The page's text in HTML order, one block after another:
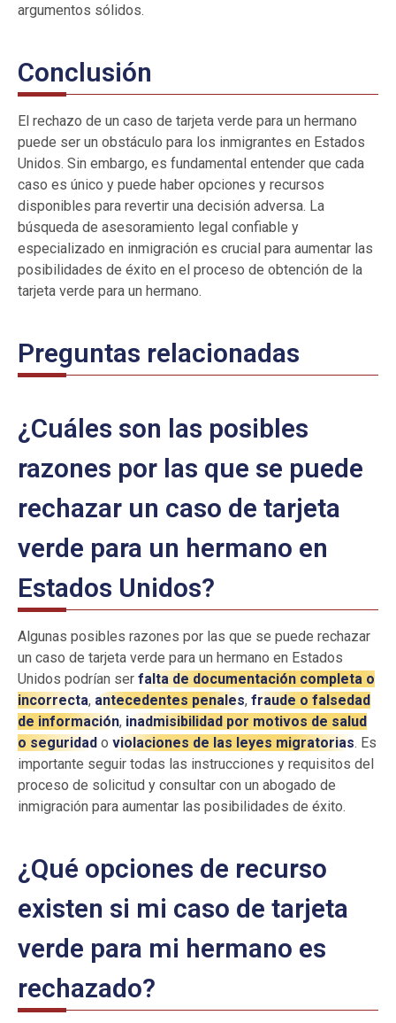
argumentos sólidos.
Conclusión
El rechazo de un caso de tarjeta verde para un hermano
puede ser un obstáculo para los inmigrantes en Estados
Unidos. Sin embargo, es fundamental entender que cada
caso es único y puede haber opciones y recursos
disponibles para revertir una decisión adversa. La
búsqueda de asesoramiento legal confiable y
especializado en inmigración es crucial para aumentar las
posibilidades de éxito en el proceso de obtención de la
tarjeta verde para un hermano.
Preguntas relacionadas
¿Cuáles son las posibles
razones por las que se puede
rechazar un caso de tarjeta
verde para un hermano en
Estados Unidos?
Algunas posibles razones por las que se puede rechazar
un caso de tarjeta verde para un hermano en Estados
Unidos podrían ser falta de documentación completa o
incorrecta, antecedentes penales, fraude o falsedad
de información, inadmisibilidad por motivos de salud
o seguridad o violaciones de las leyes migratorias. Es
importante seguir todas las instrucciones y requisitos del
proceso de solicitud y consultar con un abogado de
inmigración para aumentar las posibilidades de éxito.
¿Qué opciones de recurso
existen si mi caso de tarjeta
verde para mi hermano es
rechazado?